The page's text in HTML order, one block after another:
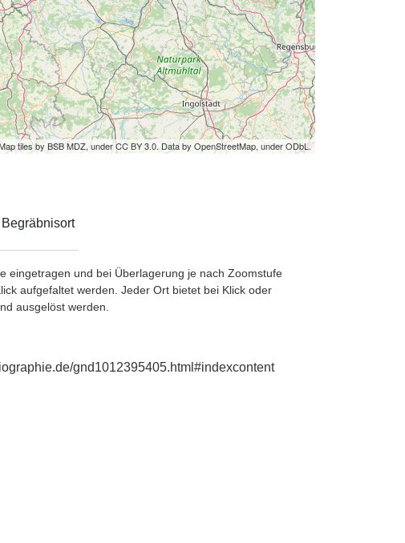
tiles by BSB MDZ, under CC BY 3.0. Data by OpenStreetMap, under ODbL.
Begräbnisort
eingetragen und bei Überlagerung je nach Zoomstufe
aufgefaltet werden. Jeder Ort bietet bei Klick oder
ausgelöst werden.
gnd1012395405.html#indexcontent